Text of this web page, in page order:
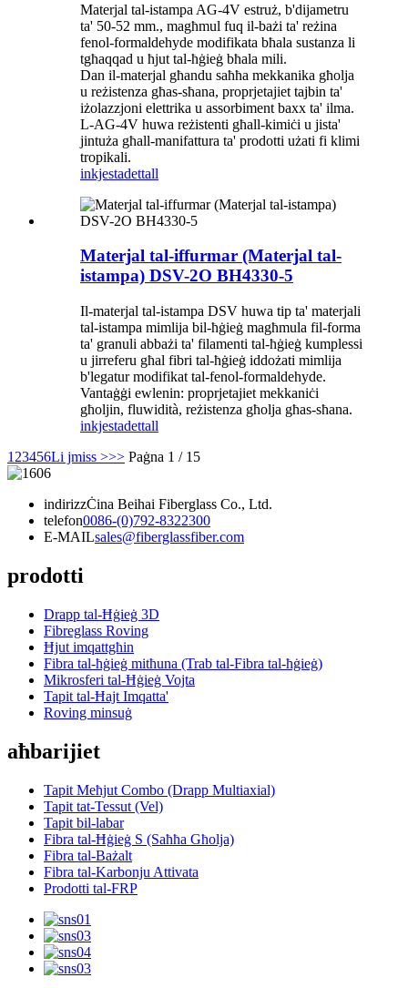
Materjal tal-istampa AG-4V estruż, b'dijametru
ta' 50-52 mm., magħmul fuq il-bażi ta' reżina
fenol-formaldehyde modifikata bħala sustanza li
tgħaqqad u ħjut tal-ħġieġ bħala mili.
Dan il-materjal għandu saħħa mekkanika għolja
u reżistenza għas-sħana, proprjetajiet tajbin ta'
iżolazzjoni elettrika u assorbiment baxx ta' ilma.
L-AG-4V huwa reżistenti għall-kimiċi u jista'
jintuża għall-manifattura ta' prodotti użati fi klimi
tropikali.
inkjestadettall
Materjal tal-iffurmar (Materjal tal-
istampa) DSV-2O BH4330-5
Il-materjal tal-istampa DSV huwa tip ta' materjali
tal-istampa mimlija bil-ħġieġ magħmula fil-forma
ta' granuli abbażi ta' filamenti tal-ħġieġ kumplessi
u jirreferu għal fibri tal-ħġieġ iddożati mimlija
b'legatur modifikat tal-fenol-formaldehyde.
Vantaġġi ewlenin: proprjetajiet mekkaniċi
għoljin, fluwidità, reżistenza għolja għas-sħana.
inkjestadettall
1 23456Li jmiss >>> Paġna 1 / 15
indirizzĊina Beihai Fiberglass Co., Ltd.
telefon0086-(0)792-8322300
E-MAILsales@fiberglassfiber.com
prodotti
Drapp tal-Ħġieġ 3D
Fibreglass Roving
Ħjut imqattgħin
Fibra tal-ħġieġ mitħuna (Trab tal-Fibra tal-ħġieġ)
Mikrosferi tal-Ħġieġ Vojta
Tapit tal-Ħajt Imqatta'
Roving minsuġ
aħbarijiet
Tapit Meħjut Combo (Drapp Multiaxial)
Tapit tat-Tessut (Vel)
Tapit bil-labar
Fibra tal-Ħġieġ S (Saħħa Għolja)
Fibra tal-Bażalt
Fibra tal-Karbonju Attivata
Prodotti tal-FRP